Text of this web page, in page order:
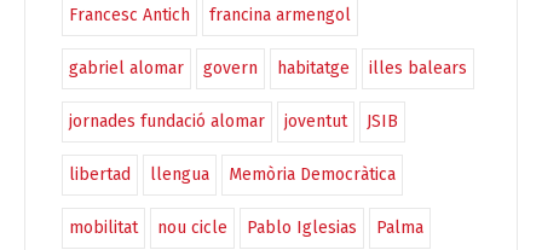
Francesc Antich francina armengol
gabriel alomar govern habitatge illes balears
jornades fundació alomar joventut JSIB
libertad llengua Memòria Democràtica
mobilitat nou cicle Pablo Iglesias Palma